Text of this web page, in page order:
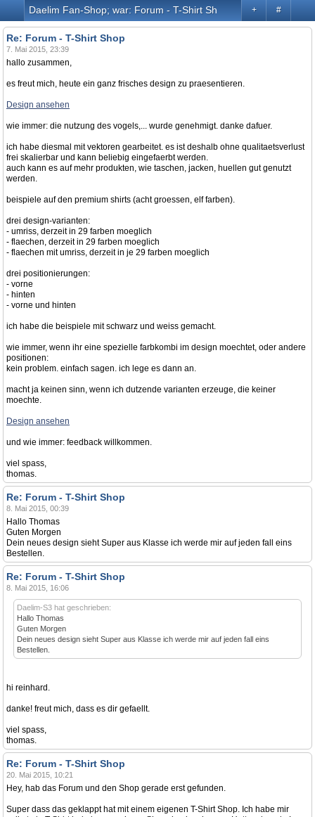
#
+
Daelim Fan-Shop; war: Forum - T-Shirt Shop
Re: Forum - T-Shirt Shop
7. Mai 2015, 23:39
hallo zusammen,
es freut mich, heute ein ganz frisches design zu praesentieren.
Design ansehen
wie immer: die nutzung des vogels,... wurde genehmigt. danke dafuer.
ich habe diesmal mit vektoren gearbeitet. es ist deshalb ohne qualitaetsverlust
frei skalierbar und kann beliebig eingefaerbt werden.
auch kann es auf mehr produkten, wie taschen, jacken, huellen gut genutzt
werden.
beispiele auf den premium shirts (acht groessen, elf farben).
drei design-varianten:
- umriss, derzeit in 29 farben moeglich
- flaechen, derzeit in 29 farben moeglich
- flaechen mit umriss, derzeit in je 29 farben moeglich
drei positionierungen:
- vorne
- hinten
- vorne und hinten
ich habe die beispiele mit schwarz und weiss gemacht.
wie immer, wenn ihr eine spezielle farbkombi im design moechtet, oder andere
positionen:
kein problem. einfach sagen. ich lege es dann an.
macht ja keinen sinn, wenn ich dutzende varianten erzeuge, die keiner
moechte.
Design ansehen
und wie immer: feedback willkommen.
viel spass,
thomas.
Re: Forum - T-Shirt Shop
8. Mai 2015, 00:39
Hallo Thomas
Guten Morgen
Dein neues design sieht Super aus Klasse ich werde mir auf jeden fall eins
Bestellen.
Re: Forum - T-Shirt Shop
8. Mai 2015, 16:06
Daelim-S3 hat geschrieben:
Hallo Thomas
Guten Morgen
Dein neues design sieht Super aus Klasse ich werde mir auf jeden fall eins
Bestellen.
hi reinhard.
danke! freut mich, dass es dir gefaellt.
viel spass,
thomas.
Re: Forum - T-Shirt Shop
20. Mai 2015, 10:21
Hey, hab das Forum und den Shop gerade erst gefunden.
Super dass das geklappt hat mit einem eigenen T-Shirt Shop. Ich habe mir